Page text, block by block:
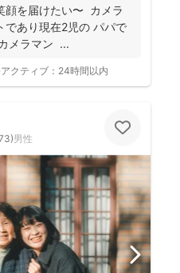
顔を届けたい〜 カメラ
であり現在2児の パパで
メラマン ...
クティブ： 24時間以内
)男性